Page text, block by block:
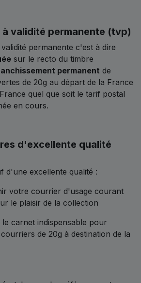
validité permanente (tvp)
permanente c'est à dire
sur le recto du timbre
permanent de
de 20g au départ de la France
quel que soit le tarif postal
en cours.
d'excellente qualité
d'une excellente qualité :
votre courrier d'usage courant
le plaisir de la collection
carnet indispensable pour
de 20g à destination de la